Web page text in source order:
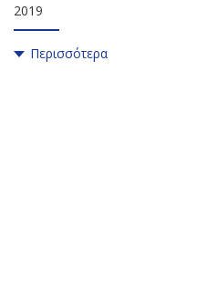
2019
Περισσότερα